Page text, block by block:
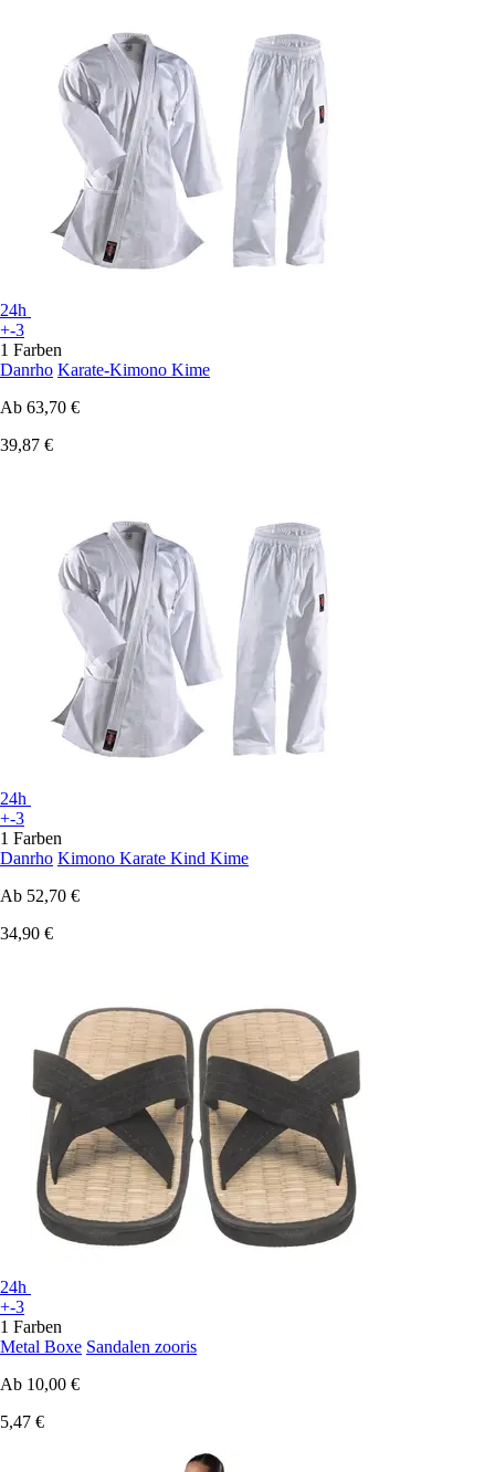
24h
+-3
1 Farben
Danrho Karate-Kimono Kime
Ab 63,70 €
39,87 €
24h
+-3
1 Farben
Danrho Kimono Karate Kind Kime
Ab 52,70 €
34,90 €
24h
+-3
1 Farben
Metal Boxe Sandalen zooris
Ab 10,00 €
5,47 €